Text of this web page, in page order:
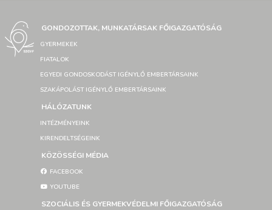
GONDOZOTTAK, MUNKATÁRSAK FŐIGAZGATÓSÁG
GYERMEKEK
FIATALOK
EGYEDI GONDOSKODÁST IGÉNYLŐ EMBERTÁRSAINK
SZAKÁPOLÁST IGÉNYLŐ EMBERTÁRSAINK
HÁLÓZATUNK
INTÉZMÉNYEINK
KIRENDELTSÉGEINK
KÖZÖSSÉGI MÉDIA
FACEBOOK
YOUTUBE
SZOCIÁLIS ÉS GYERMEKVÉDELMI FŐIGAZGATÓSÁG